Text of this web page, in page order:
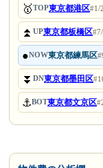
🥇TOP東京都港区#1/
⏫UP東京都板橋区
●NOW東京都練馬区
⏬DN東京都墨田区
⚓BOT東京都文京区